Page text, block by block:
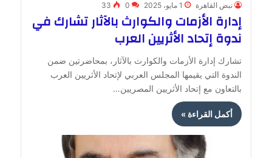
نبض القاهرة 1 مايو، 2025 0
33
إدارة الأزمات والكوارث بالآثار تشارك في
ندوة إتحاد الأثريين العرب
تشارك إدارة الأزمات والكوارث بالآثار، بمحاضرتين ضمن
الندوة التي يقيمها المجلس العربي لإتحاد الأثريين العرب
بالتعاون مع إتحاد الأثريين المصريين…
أكمل القراءة »